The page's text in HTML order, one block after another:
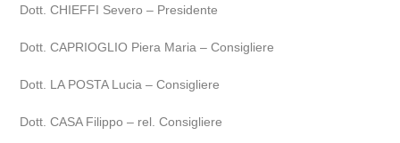
Dott. CHIEFFI Severo – Presidente
Dott. CAPRIOGLIO Piera Maria – Consigliere
Dott. LA POSTA Lucia – Consigliere
Dott. CASA Filippo – rel. Consigliere